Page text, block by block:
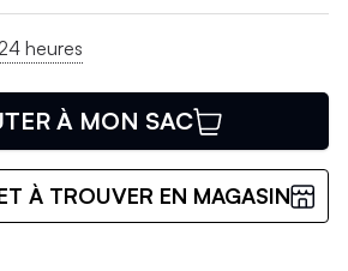
heures
À MON SAC
À TROUVER EN MAGASIN